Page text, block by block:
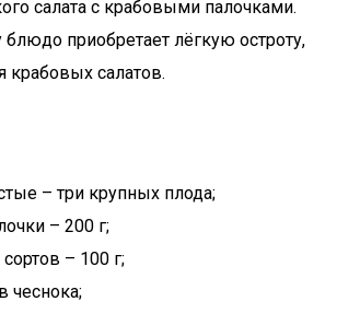
салата с крабовыми палочками.
блюдо приобретает лёгкую остроту,
крабовых салатов.
– три крупных плода;
– 200 г;
– 100 г;
чеснока;